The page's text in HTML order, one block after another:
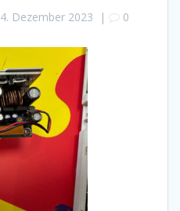
4. Dezember 2023 | 0